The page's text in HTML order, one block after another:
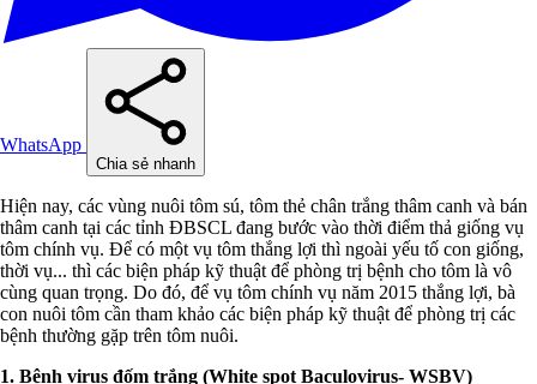
WhatsApp
Chia sẻ nhanh
Hiện nay, các vùng nuôi tôm sú, tôm thẻ chân trắng thâm canh và bán
thâm canh tại các tỉnh ĐBSCL đang bước vào thời điểm thả giống vụ
tôm chính vụ. Để có một vụ tôm thắng lợi thì ngoài yếu tố con giống,
thời vụ... thì các biện pháp kỹ thuật để phòng trị bệnh cho tôm là vô
cùng quan trọng. Do đó, để vụ tôm chính vụ năm 2015 thắng lợi, bà
con nuôi tôm cần tham khảo các biện pháp kỹ thuật để phòng trị các
bệnh thường gặp trên tôm nuôi.
1. Bệnh virus đốm trắng (White spot Baculovirus- WSBV)